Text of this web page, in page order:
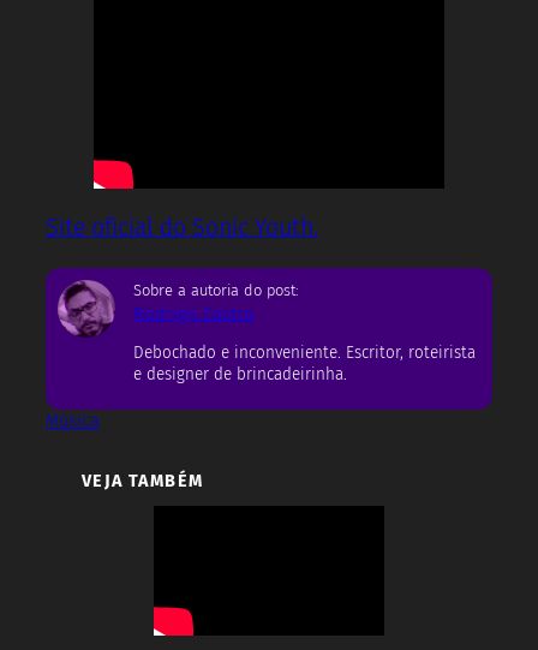
Site oficial do Sonic Youth.
Sobre a autoria do post:
Rodrigo Castro
Debochado e inconveniente. Escritor, roteirista
e designer de brincadeirinha.
Música
VEJA TAMBÉM